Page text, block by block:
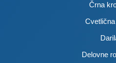
Črna
Delovne